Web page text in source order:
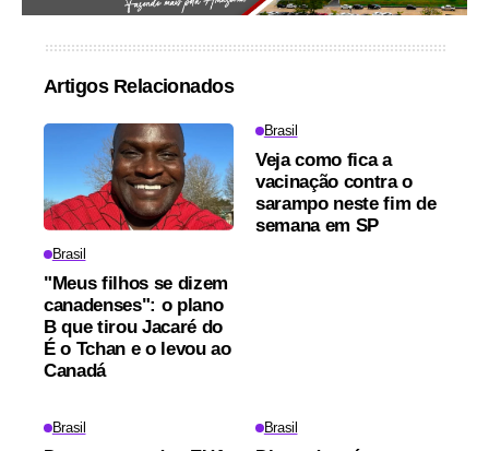
Artigos Relacionados
Brasil
"Meus filhos se dizem
canadenses": o plano
B que tirou Jacaré do
É o Tchan e o levou ao
Canadá
Brasil
Veja como fica a
vacinação contra o
sarampo neste fim de
semana em SP
Brasil Brasil